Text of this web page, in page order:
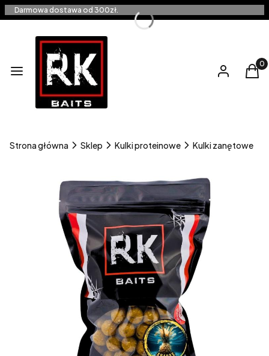
Darmowa dostawa od 300zł.
Menu Zaloguj się
Strona główna Sklep Kulki proteinowe Kulki zanętowe